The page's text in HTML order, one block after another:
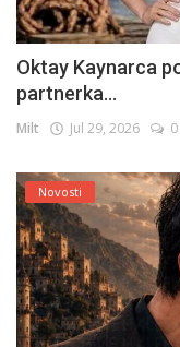
Oktay Kaynarca
partnerka...
Milt Jul 29, 2026 0
Novosti